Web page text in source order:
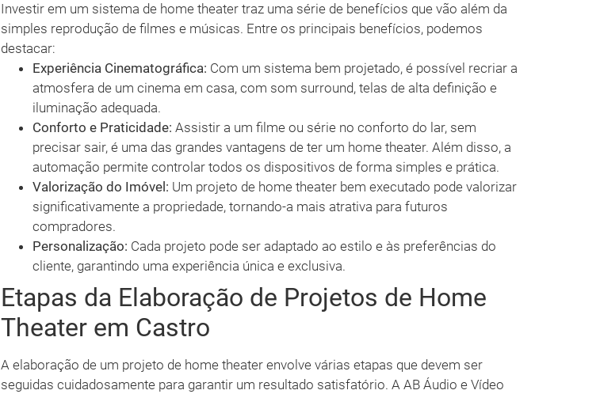
Investir em um sistema de home theater traz uma série de benefícios que vão além da
simples reprodução de filmes e músicas. Entre os principais benefícios, podemos
destacar:
Experiência Cinematográfica: Com um sistema bem projetado, é possível recriar a
atmosfera de um cinema em casa, com som surround, telas de alta definição e
iluminação adequada.
Conforto e Praticidade: Assistir a um filme ou série no conforto do lar, sem
precisar sair, é uma das grandes vantagens de ter um home theater. Além disso, a
automação permite controlar todos os dispositivos de forma simples e prática.
Valorização do Imóvel: Um projeto de home theater bem executado pode valorizar
significativamente a propriedade, tornando-a mais atrativa para futuros
compradores.
Personalização: Cada projeto pode ser adaptado ao estilo e às preferências do
cliente, garantindo uma experiência única e exclusiva.
Etapas da Elaboração de Projetos de Home
Theater em Castro
A elaboração de um projeto de home theater envolve várias etapas que devem ser
seguidas cuidadosamente para garantir um resultado satisfatório. A AB Áudio e Vídeo